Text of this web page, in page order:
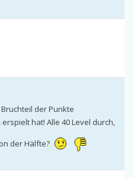
der Punkte
hat! Alle 40 Level durch,
der Hälfte?